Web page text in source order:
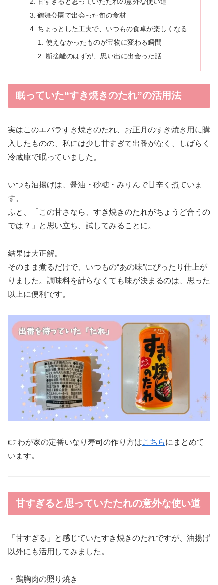
甘すぎると思っていたたれの意外な使い道
鶴舞公園で出会った旬の食材
ちょっとした工夫で、いつもの食卓が楽しくなる
使えなかったものが宝物に変わる瞬間
断捨離のはずが、思い出に出会った話
眠っていた“すき焼きのたれ”の活用法
実はこのエバラすき焼きのたれ、お正月のすき焼き用に購
入したものの、私には少し甘すぎて出番がなく、しばらく
冷蔵庫で眠っていました。
いつも油揚げは、醤油・砂糖・みりんで甘辛く煮ていま
す。
ふと、「この甘さなら、すき焼きのたれがちょうど合うの
では？」と思い立ち、試してみることに。
結果は大正解。
そのまま煮るだけで、いつもの“あの味”にぴったり仕上が
りました。調味料を計らなくても味が決まるのは、思った
以上に便利です。
👉わが家の定番いなり寿司の作り方はこちらにまとめて
います。
甘すぎると思っていたたれの意外な使い道
「甘すぎる」と感じていたすき焼きのたれですが、油揚げ
以外にも活用してみました。
・鶏胸肉の照り焼き